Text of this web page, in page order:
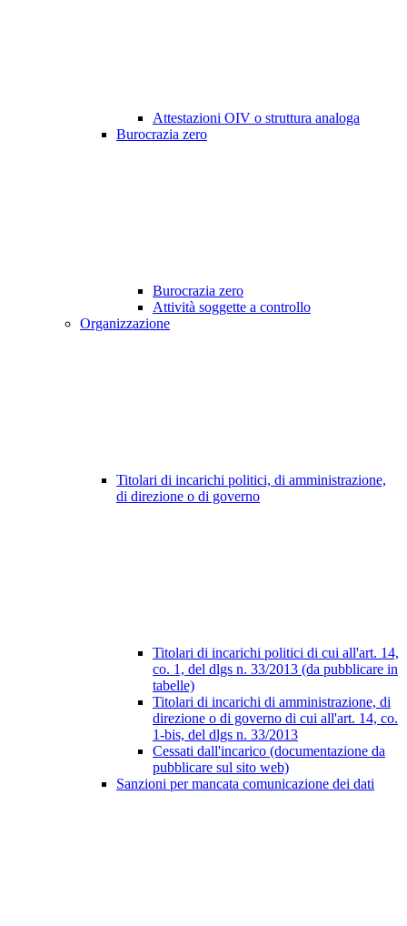
Attestazioni OIV o struttura analoga
Burocrazia zero
Burocrazia zero
Attività soggette a controllo
Organizzazione
Titolari di incarichi politici, di amministrazione,
di direzione o di governo
Titolari di incarichi politici di cui all'art. 14,
co. 1, del dlgs n. 33/2013 (da pubblicare in
tabelle)
Titolari di incarichi di amministrazione, di
direzione o di governo di cui all'art. 14, co.
1-bis, del dlgs n. 33/2013
Cessati dall'incarico (documentazione da
pubblicare sul sito web)
Sanzioni per mancata comunicazione dei dati